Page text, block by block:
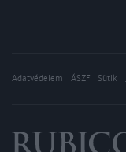
Adatvédelem ÁSZF Sütik